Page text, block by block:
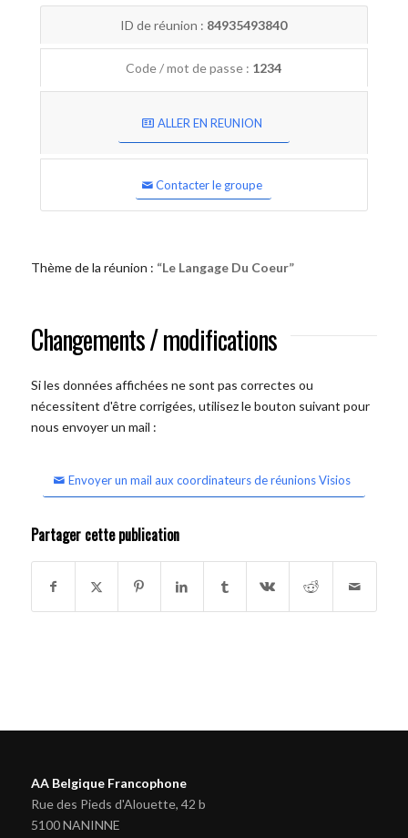
ID de réunion : 84935493840
Code / mot de passe : 1234
ALLER EN REUNION
Contacter le groupe
Thème de la réunion : “Le Langage Du Coeur”
Changements / modifications
Si les données affichées ne sont pas correctes ou
nécessitent d'être corrigées, utilisez le bouton suivant pour
nous envoyer un mail :
Envoyer un mail aux coordinateurs de réunions Visios
Partager cette publication
AA Belgique Francophone
Rue des Pieds d'Alouette, 42 b
5100 NANINNE